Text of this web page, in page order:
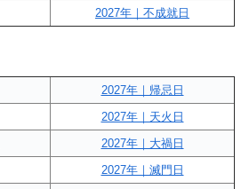
2027年｜不成就日
2027年｜帰忌日
2027年｜天火日
2027年｜大禍日
2027年｜滅門日